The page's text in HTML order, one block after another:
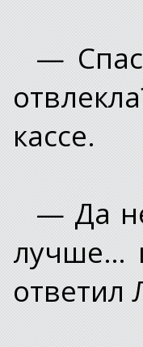
—
кассе.
— Да
лучше…
ответил